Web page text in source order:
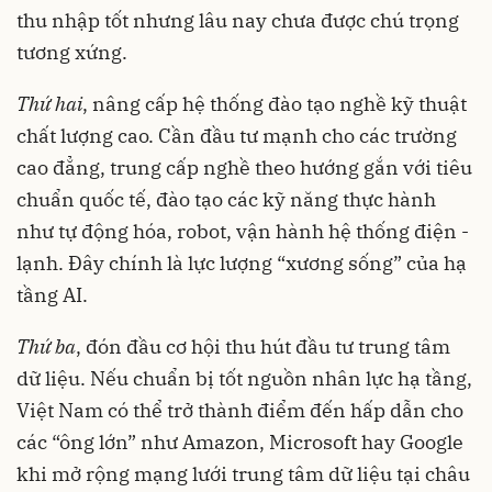
thu nhập tốt nhưng lâu nay chưa được chú trọng
tương xứng.
Thứ hai, nâng cấp hệ thống đào tạo nghề kỹ thuật
chất lượng cao. Cần đầu tư mạnh cho các trường
cao đẳng, trung cấp nghề theo hướng gắn với tiêu
chuẩn quốc tế, đào tạo các kỹ năng thực hành
như tự động hóa, robot, vận hành hệ thống điện -
lạnh. Đây chính là lực lượng “xương sống” của hạ
tầng AI.
Thứ ba, đón đầu cơ hội thu hút đầu tư trung tâm
dữ liệu. Nếu chuẩn bị tốt nguồn nhân lực hạ tầng,
Việt Nam có thể trở thành điểm đến hấp dẫn cho
các “ông lớn” như Amazon, Microsoft hay Google
khi mở rộng mạng lưới trung tâm dữ liệu tại châu